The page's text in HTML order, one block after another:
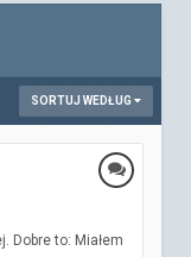
SORTUJ WEDŁUG
Dobre to: Miałem